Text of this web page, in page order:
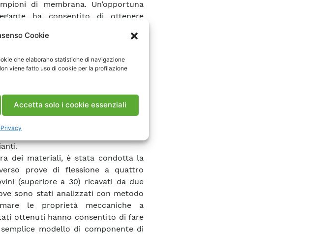
Cookie
che elaborano statistiche di navigazione
viene fatto uso di cookie per la profilazione
Accetta solo i cookie essenziali
Privacy
di membrana. Un’opportuna
ha consentito di ottenere
confermato dalla caratterizzazione
ambiente in elio. Le
desiderata, con spessore dello
del supporto dell’ordine del
45 mm) ed è stato ottimizzato il
in modo da ottenere
per l’assemblaggio del componente
dei materiali, è stata condotta la
prove di flessione a quattro
(superiore a 30) ricavati da due
sono stati analizzati con metodo
le proprietà meccaniche a
ottenuti hanno consentito di fare
modello di componente di